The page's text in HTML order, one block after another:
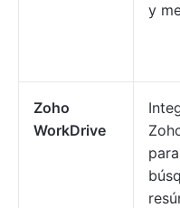
y
Zoho
WorkDrive
para